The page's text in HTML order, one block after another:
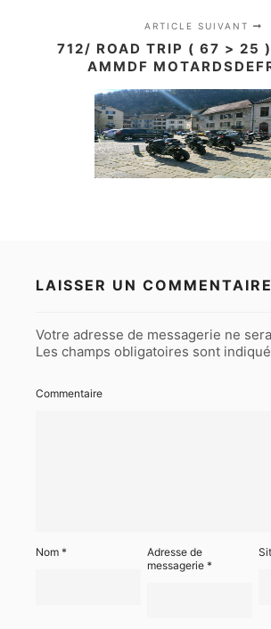
ARTICLE SUIVANT
712/ ROAD TRIP ( 67 > 25
AMMDF
LAISSER UN COMMENTAIRE
Votre adresse de messagerie ne
Les champs obligatoires sont
Commentaire
Nom *
Adresse de
messagerie*